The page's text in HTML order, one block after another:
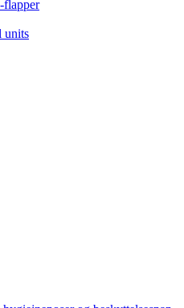
flapper
units